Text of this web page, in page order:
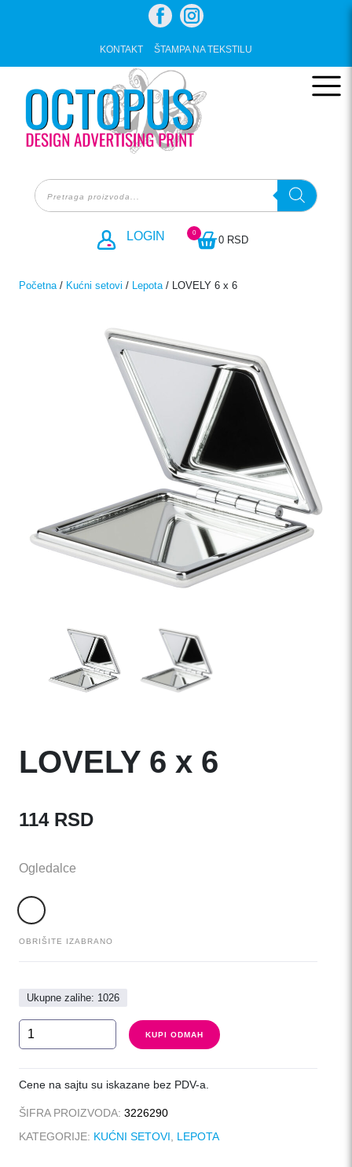
KONTAKT ŠTAMPA NA TEKSTILU
Products
search
LOGIN
0 RSD
0
Početna / Kućni setovi / Lepota / LOVELY 6 x 6
LOVELY 6 x 6
114 RSD
Ogledalce
OBRIŠITE IZABRANO
Ukupne zalihe: 1026
LOVELY
6
6
KUPI ODMAH
Cene na sajtu su iskazane bez PDV-a.
ŠIFRA PROIZVODA: 3226290
KATEGORIJE: KUĆNI SETOVI , LEPOTA